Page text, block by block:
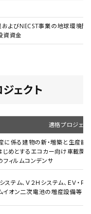
およびNECST事業の地球環境問
資資金
ェクト
適格プロジェク
に係る建物の新・増築と生産能
じめとするエコカー向け車載関
ィルムコンデンサ
テム、Ｖ２Ｈシステム、ＥＶ・
イオン二次電池の増産設備等